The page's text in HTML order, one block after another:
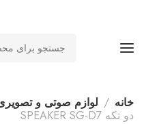
خانه لوازم صوتی و
دو تکه SPEAKER SG-D7